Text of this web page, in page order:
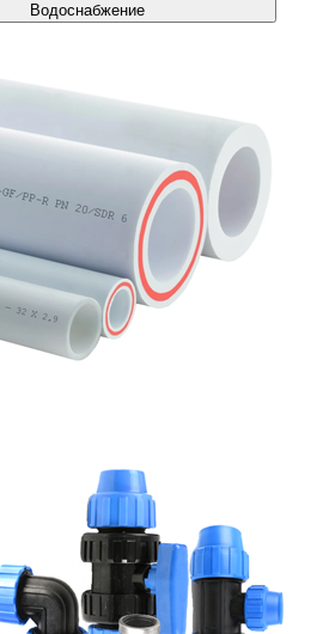
Водоснабжение